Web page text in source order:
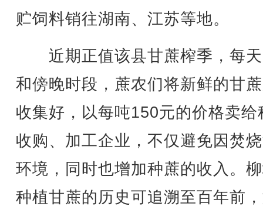
贮饲料销往湖南、江苏等地。
近期正值该县甘蔗榨季，每
和傍晚时段，蔗农们将新鲜的甘
收集好，以每吨150元的价格卖给
收购、加工企业，不仅避免因焚
环境，同时也增加种蔗的收入。
种植甘蔗的历史可追溯至百年前